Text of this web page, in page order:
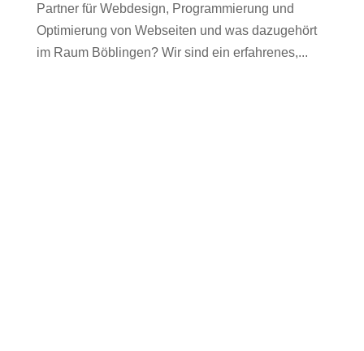
Partner für Webdesign, Programmierung und
Optimierung von Webseiten und was dazugehört
im Raum Böblingen? Wir sind ein erfahrenes,...